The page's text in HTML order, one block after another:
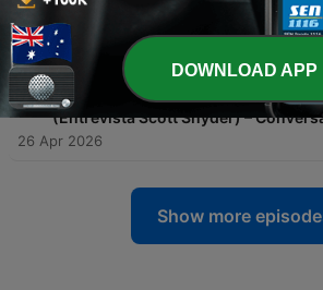
74
Alyson Sullivan sobre o Lado
Rangers e os Fãs (Entrevista) –
27 Apr 2026
73 - O Segredo Obscuro de Wytches e
(Entrevista Scott Snyder) –
26 Apr 2026
Show more
DOWNLOAD APP